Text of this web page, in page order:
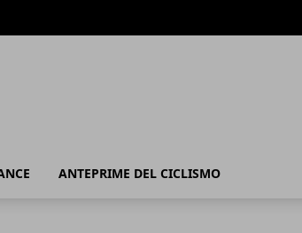
ANTEPRIME DEL CICLISMO